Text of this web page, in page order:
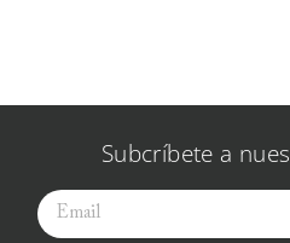
Subcríbete a